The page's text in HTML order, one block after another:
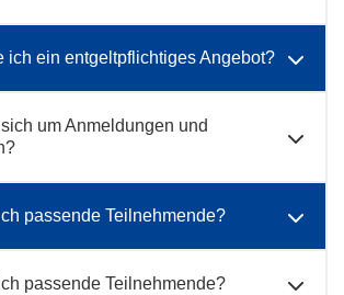
ich ein entgeltpflichtiges Angebot?
um Anmeldungen und
passende Teilnehmende?
passende Teilnehmende?